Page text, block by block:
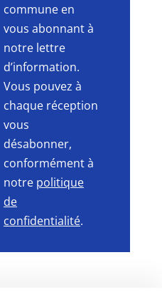
commune en
vous abonnant à
notre lettre
d’information.
Vous pouvez à
chaque réception
vous
désabonner,
conformément à
notre politique
de
confidentialité.